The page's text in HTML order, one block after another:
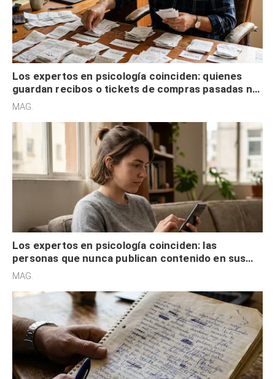
Los expertos en psicología coinciden: quienes
guardan recibos o tickets de compras pasadas no
son acumuladores, sino que tienen necesidad de
MAG.
Los expertos en psicología coinciden: las
personas que nunca publican contenido en sus
redes sociales no pretenden buscar validación
MAG.